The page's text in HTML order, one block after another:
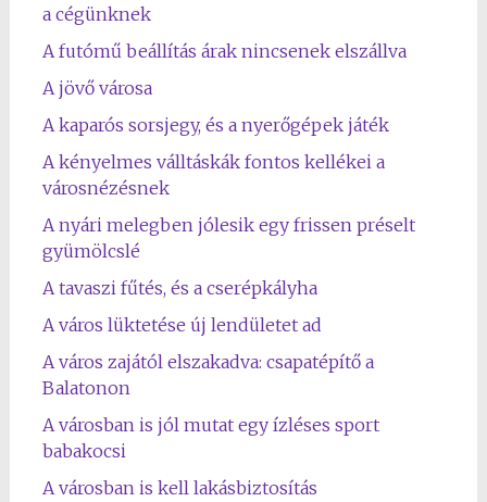
a cégünknek
A futómű beállítás árak nincsenek elszállva
A jövő városa
A kaparós sorsjegy, és a nyerőgépek játék
A kényelmes válltáskák fontos kellékei a
városnézésnek
A nyári melegben jólesik egy frissen préselt
gyümölcslé
A tavaszi fűtés, és a cserépkályha
A város lüktetése új lendületet ad
A város zajától elszakadva: csapatépítő a
Balatonon
A városban is jól mutat egy ízléses sport
babakocsi
A városban is kell lakásbiztosítás